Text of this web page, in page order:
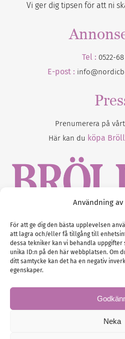
Användning
För att ge dig den bästa upplevelsen
att lagra och/eller få tillgång till
dessa tekniker kan vi behandla
unika ID:n på den här webbplatsen. Om
ditt samtycke kan det ha en negativ
egenskaper.
Neka
Vi ger dig tipsen för att ni
Tel : 0522-
E-post :
Prenumerera på vårt
Här kan du köpa
Gustaf Mattssons väg 2,
Tel :0522-
E-post: